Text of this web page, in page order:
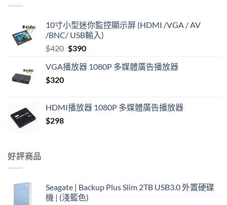
10寸小型迷你監控顯示屏 (HDMI /VGA / AV
/BNC/ USB輸入)
$420 Original
was:
$390Current
is:
VGA播放器 1080P 多媒體廣告播放器
$320
HDMI播放器 1080P 多媒體廣告播放器
$298
好評商品
Seagate | Backup Plus Slim 2TB USB3.0 外置硬碟
機 | (淺籃色)